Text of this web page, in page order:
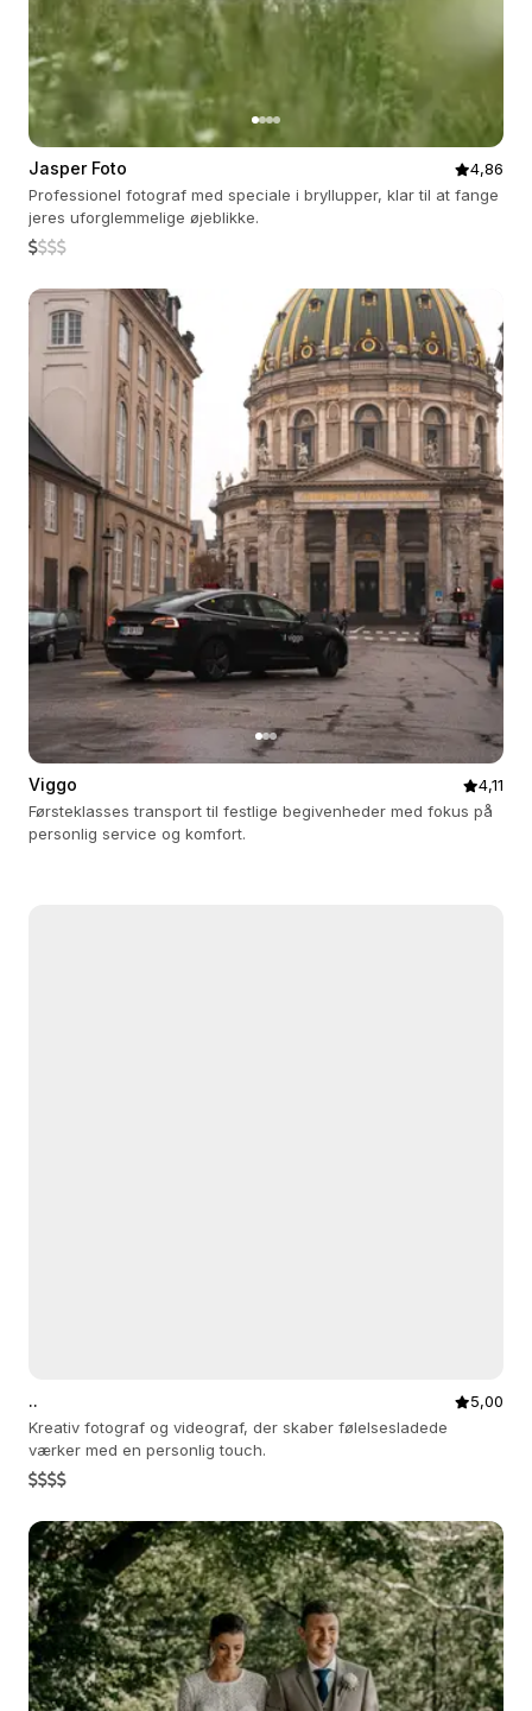
Jasper Foto
4,86
Professionel fotograf med speciale i bryllupper, klar til at fange
jeres uforglemmelige øjeblikke.
Viggo
4,11
Førsteklasses transport til festlige begivenheder med fokus på
personlig service og komfort.
..
5,00
Kreativ fotograf og videograf, der skaber følelsesladede
værker med en personlig touch.